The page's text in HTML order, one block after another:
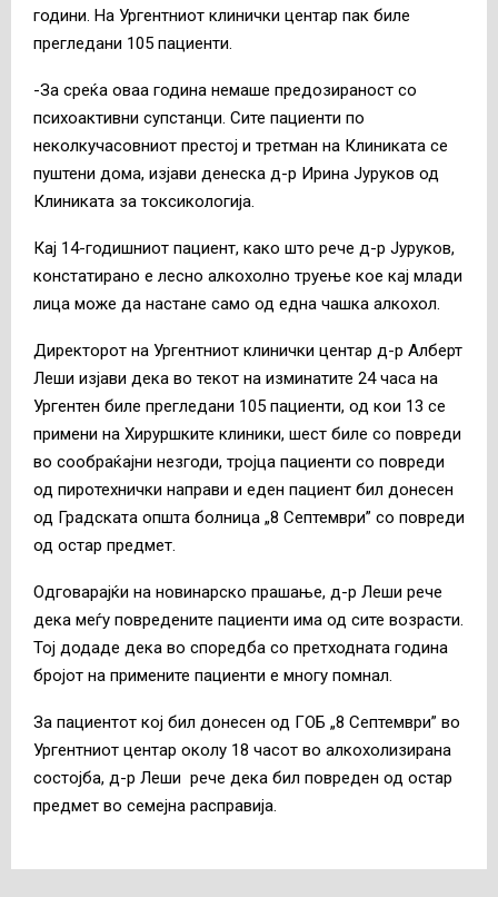
години. На Ургентниот клинички центар пак биле
прегледани 105 пациенти.
-За среќа оваа година немаше предозираност со
психоактивни супстанци. Сите пациенти по
неколкучасовниот престој и третман на Клиниката се
пуштени дома, изјави денеска д-р Ирина Јуруков од
Клиниката за токсикологија.
Кај 14-годишниот пациент, како што рече д-р Јуруков,
констатирано е лесно алкохолно труење кое кај млади
лица може да настане само од една чашка алкохол.
Директорот на Ургентниот клинички центар д-р Алберт
Леши изјави дека во текот на изминатите 24 часа на
Ургентен биле прегледани 105 пациенти, од кои 13 се
примени на Хируршките клиники, шест биле со повреди
во сообраќајни незгоди, тројца пациенти со повреди
од пиротехнички направи и еден пациент бил донесен
од Градската општа болница „8 Септември” со повреди
од остар предмет.
Одговарајќи на новинарско прашање, д-р Леши рече
дека меѓу повредените пациенти има од сите возрасти.
Тој додаде дека во споредба со претходната година
бројот на примените пациенти е многу помнал.
За пациентот кој бил донесен од ГОБ „8 Септември” во
Ургентниот центар околу 18 часот во алкохолизирана
состојба, д-р Леши рече дека бил повреден од остар
предмет во семејна расправија.